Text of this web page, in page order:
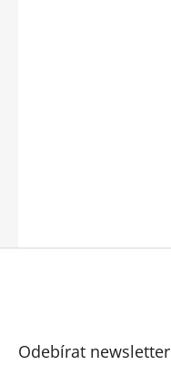
Odebírat newsletter